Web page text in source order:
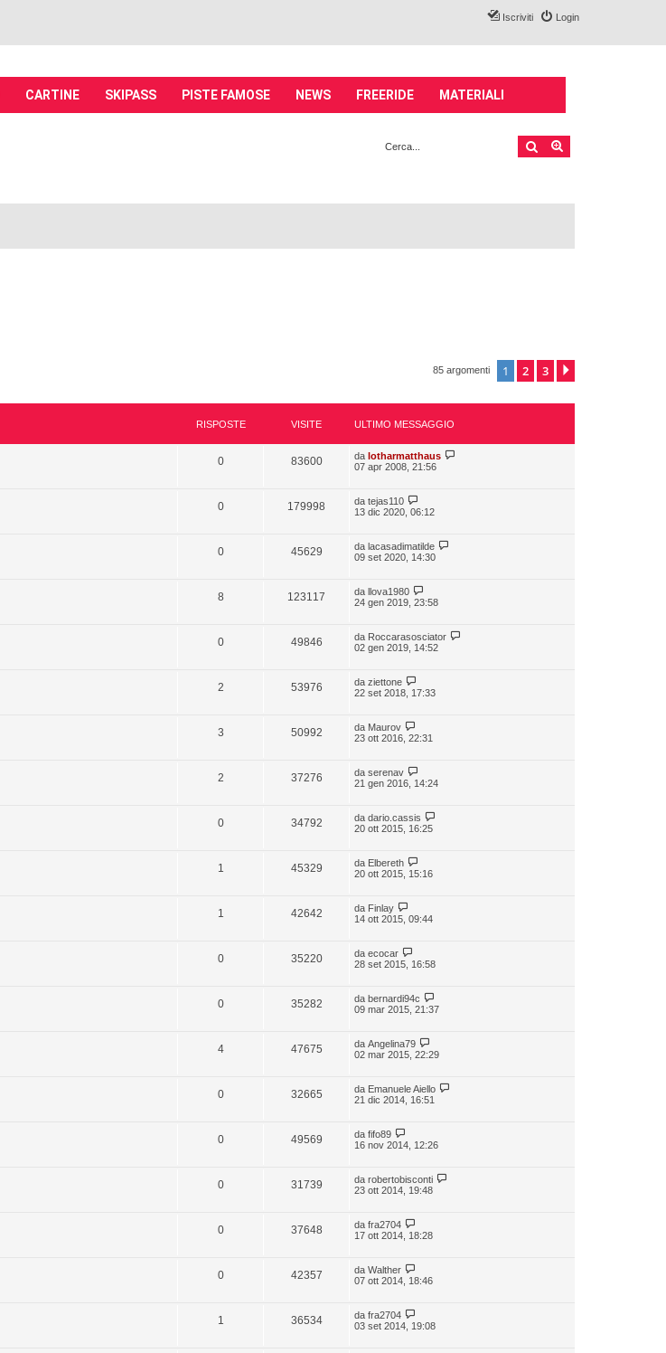
Login
Iscriviti
CARTINE SKIPASS PISTE FAMOSE NEWS FREERIDE MATERIALI
Cerca
85 argomenti 1 2 3
RISPOSTE VISITE ULTIMO MESSAGGIO
0 83600 da lotharmatthaus
07 apr 2008, 21:56
0 179998 da tejas110
13 dic 2020, 06:12
0 45629 da lacasadimatilde
09 set 2020, 14:30
8 123117 da llova1980
24 gen 2019, 23:58
0 49846 da Roccarasosciator
02 gen 2019, 14:52
2 53976 da ziettone
22 set 2018, 17:33
3 50992 da Maurov
23 ott 2016, 22:31
2 37276 da serenav
21 gen 2016, 14:24
0 34792 da dario.cassis
20 ott 2015, 16:25
1 45329 da Elbereth
20 ott 2015, 15:16
1 42642 da Finlay
14 ott 2015, 09:44
0 35220 da ecocar
28 set 2015, 16:58
0 35282 da bernardi94c
09 mar 2015, 21:37
4 47675 da Angelina79
02 mar 2015, 22:29
0 32665 da Emanuele Aiello
21 dic 2014, 16:51
0 49569 da fifo89
16 nov 2014, 12:26
0 31739 da robertobisconti
23 ott 2014, 19:48
0 37648 da fra2704
17 ott 2014, 18:28
0 42357 da Walther
07 ott 2014, 18:46
1 36534 da fra2704
03 set 2014, 19:08